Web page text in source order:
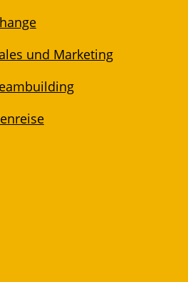
und Marketing